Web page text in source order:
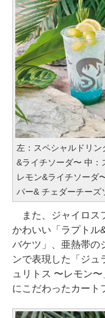
左：スペシャルドリ
&ライチソーダ〜 中：
レモン&ライチソーダ
パー& チェダーチーズ
また、ジャイロス
かわいい「ラプトル
バケツ」、亜熱帯の
ンで表現した「ジュ
ュリトス 〜レモン
にこだわったカート